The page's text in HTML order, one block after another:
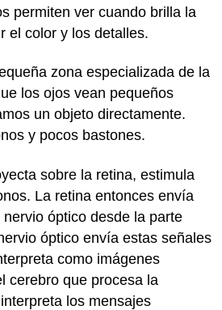
permiten ver cuando brilla la
el color y los detalles.
zona especializada de la
los ojos vean pequeños
un objeto directamente.
y pocos bastones.
sobre la retina, estimula
La retina entonces envía
óptico desde la parte
óptico envía estas señales
como imágenes
cerebro que procesa la
los mensajes